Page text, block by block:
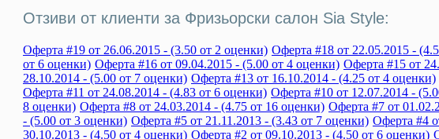
Отзиви от клиенти за Фризьорски салон Sia Style:
Оферта #19 от 26.06.2015 - (3.50 от 2 оценки) Оферта #18 от 22.05.2015 -
от 6 оценки) Оферта #16 от 09.04.2015 - (5.00 от 4 оценки) Оферта #15 от
28.10.2014 - (5.00 от 7 оценки) Оферта #13 от 16.10.2014 - (4.25 от 4 оценки)
Оферта #11 от 24.08.2014 - (4.83 от 6 оценки) Оферта #10 от 12.07.2014 -
8 оценки) Оферта #8 от 24.03.2014 - (4.75 от 16 оценки) Оферта #7 от
- (5.00 от 3 оценки) Оферта #5 от 21.11.2013 - (3.43 от 7 оценки) Оферта #4
30.10.2013 - (4.50 от 4 оценки) Оферта #2 от 09.10.2013 - (4.50 от 6 оценки)